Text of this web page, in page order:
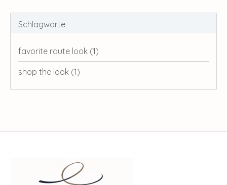
Schlagworte
favorite raute look (1)
shop the look (1)